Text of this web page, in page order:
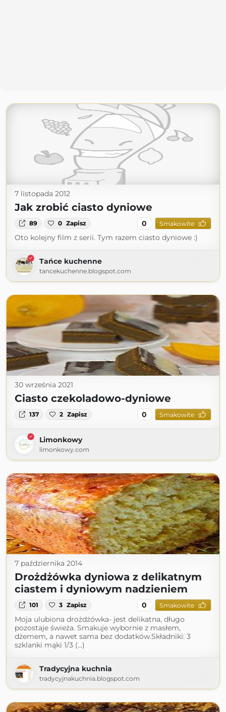
7 listopada 2012
Jak zrobić ciasto dyniowe
89 0 Zapisz 0 Smakowite
Oto kolejny film z serii. Tym razem ciasto dyniowe :)
Tańce kuchenne
tancekuchenne.blogspot.com
30 września 2021
Ciasto czekoladowo-dyniowe
137 2 Zapisz 0 Smakowite
Limonkowy
limonkowy.com
7 października 2014
Drożdżówka dyniowa z delikatnym
ciastem i dyniowym nadzieniem
101 3 Zapisz 0 Smakowite
Moja ulubiona drożdżówka- jest delikatna, długo
pozostaje świeża. Smakuje wybornie z masłem,
dżemem, a nawet sama bez dodatków.Składniki: 3
szklanki mąki 1/3 (...)
Tradycyjna kuchnia
tradycyjnakuchnia.blogspot.com